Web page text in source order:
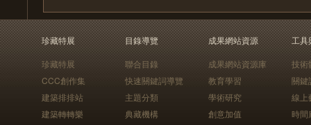
珍藏特展
珍藏特展
CCC創作集
建築排排站
建築轉轉樂
目錄導覽
聯合目錄
快速關鍵詞導覽
主題分類
典藏機構
成果網站資源
成果網站資源庫
教育學習
學術研究
創意加值
工具
技術
關鍵
線上
時間